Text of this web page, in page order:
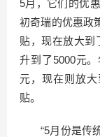
5月，它们的优
初奇瑞的优惠政
贴，现在放大到
升到了5000元
元，现在则放大
贴。
“5月份是传统